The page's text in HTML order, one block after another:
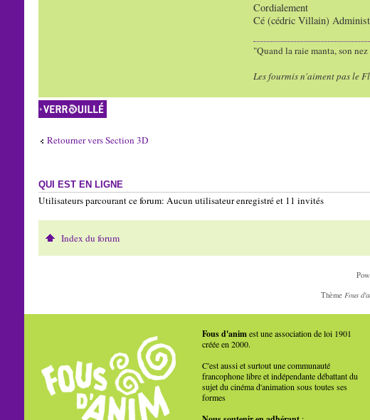
Cordialement
Cé (cédric Villain)
"Quand la raie manta, son
Les fourmis n'aiment pas le
Sujet verrouillé
Retourner vers Section 3D
QUI EST EN LIGNE
Utilisateurs parcourant ce forum: Aucun utilisateur enregistré et 11 invités
Index du forum
ThèmeFous
Fous d'animest une association de loi 1901
créée en 2000.
C'est aussi et surtout une communauté
francophone libre et indépendante débattant du
sujet du cinéma d'animation sous toutes ses
formes